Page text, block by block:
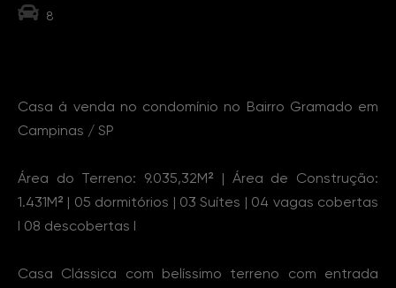
8
Casa á venda no condomínio no Bairro Gramado em
Campinas / SP
Área do Terreno: 9.035,32M² | Área de Construção:
1.431M² | 05 dormitórios | 03 Suítes | 04 vagas cobertas
I 08 descobertas I
Casa Clássica com belíssimo terreno com entrada